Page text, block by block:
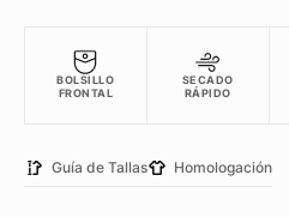
BOLSILLO
FRONTAL
SECADO
RÁPIDO
Guía de Tallas Homologación